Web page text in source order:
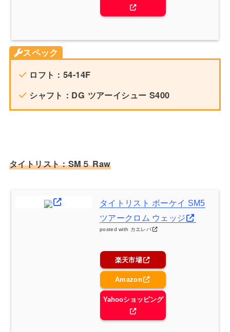
スペック
ロフト：54-14F
シャフト：DG ツアーイシュー S400
タイトリスト：SM５ Raw
タイトリスト ボーケイ SM5
ツアークロム ウェッジ
posted with カエレバ
楽天市場
Amazon
Yahooショッピング